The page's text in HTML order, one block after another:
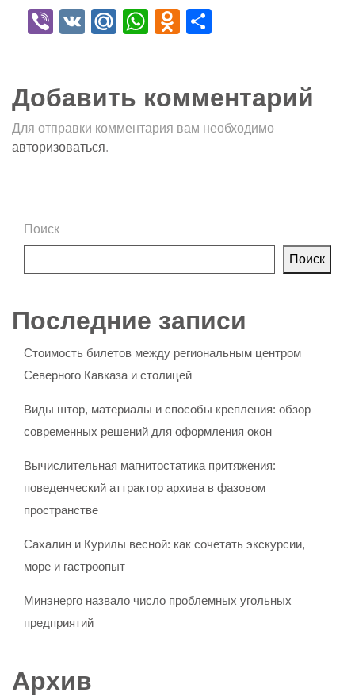
Viber
VK Mail.Ru
WhatsApp
Odnoklassniki
Добавить комментарий
Для отправки комментария вам необходимо
авторизоваться.
Поиск
Поиск
Последние записи
Стоимость билетов между региональным центром
Северного Кавказа и столицей
Виды штор, материалы и способы крепления: обзор
современных решений для оформления окон
Вычислительная магнитостатика притяжения:
поведенческий аттрактор архива в фазовом
пространстве
Сахалин и Курилы весной: как сочетать экскурсии,
море и гастроопыт
Минэнерго назвало число проблемных угольных
предприятий
Архив